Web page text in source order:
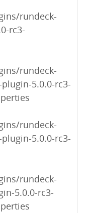
rundeck-
rc3-
rundeck-
5.0.0-rc3-
rundeck-
5.0.0-rc3-
rundeck-
5.0.0-rc3-